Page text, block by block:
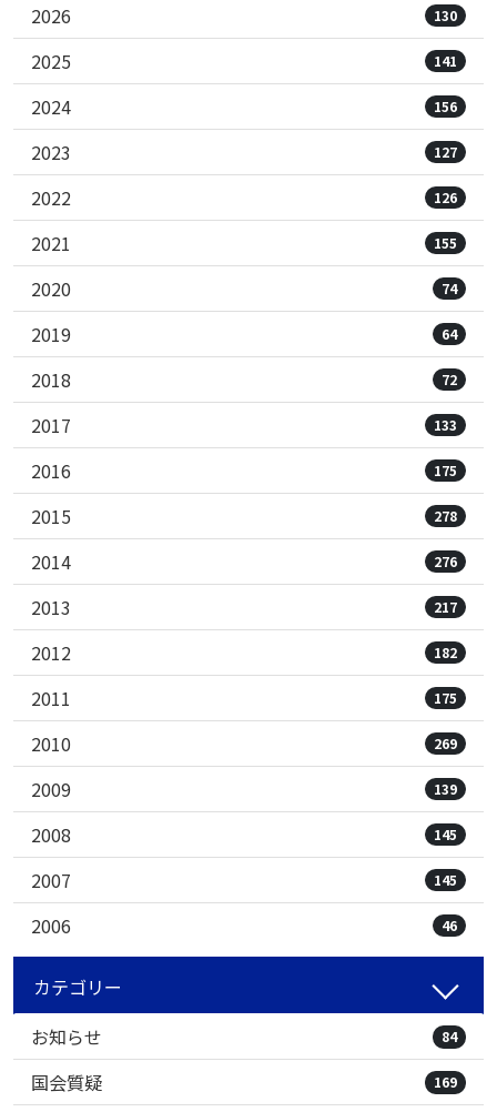
2026
130
2025 141
2024 156
2023 127
2022 126
2021 155
2020 74
2019 64
2018 72
2017 133
2016 175
2015 278
2014 276
2013 217
2012 182
2011 175
2010 269
2009 139
2008 145
2007 145
2006 46
カテゴリー
お知らせ
84
国会質疑 169